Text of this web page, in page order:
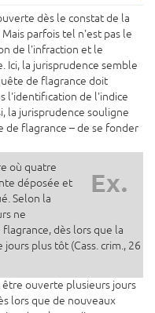
dès le constat de la
parfois tel n'est pas le
de l'infraction et le
Ici, la jurisprudence semble
de flagrance doit
l'identification de l'indice
la jurisprudence souligne
flagrance – de se fonder
Ex.
où quatre
déposée et
Selon la
ne
dès lors que la
plus tôt (Cass. crim., 26
ouverte plusieurs jours
lors que de nouveaux